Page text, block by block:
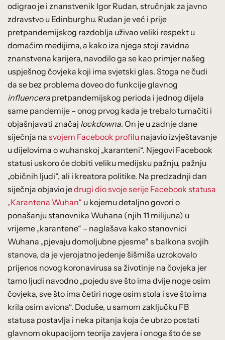
odigrao je i znanstvenik Igor Rudan, stručnjak za javno
zdravstvo u Edinburghu. Rudan je već i prije
pretpandemijskog razdoblja uživao veliki respekt u
domaćim medijima, a kako iza njega stoji zavidna
znanstvena karijera, navodilo ga se kao primjer našeg
uspješnog čovjeka koji ima svjetski glas. Stoga ne čudi
da se bez problema doveo do funkcije glavnog
influencera pretpandemijskog perioda i jednog dijela
same pandemije – onog prvog kada je trebalo tumačiti i
objašnjavati značaj lockdowna. On je u zadnje dane
siječnja na svojem Facebook profilu najavio izvještavanje
u dijelovima o wuhanskoj „karanteni“. Njegovi Facebook
statusi uskoro će dobiti veliku medijsku pažnju, pažnju
„običnih ljudi“, ali i kreatora politike. Na predzadnji dan
siječnja objavio jedrugi dio svoje serije Facebook statusa
„Karantena Wuhan“ u kojemu detaljno govori o
ponašanju stanovnika Wuhana (njih 11 milijuna) u
vrijeme „karantene“ – naglašava kako stanovnici
Wuhana „pjevaju domoljubne pjesme“ s balkona svojih
stanova, da je vjerojatno jedenje šišmiša uzrokovalo
prijenos novog koronavirusa sa životinje na čovjeka jer
tamo ljudi navodno „pojedu sve što ima dvije noge osim
čovjeka, sve što ima četiri noge osim stola i sve što ima
krila osim aviona“. Doduše, u samom zaključku FB
statusa postavlja i neka pitanja koja će ubrzo postati
glavnom okupacijom teorija zavjera i onoga što će se